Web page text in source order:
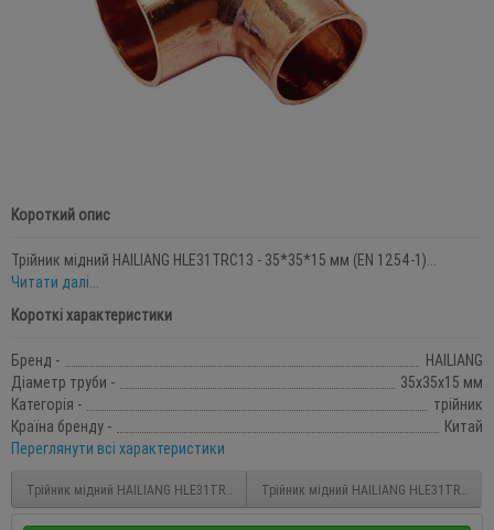
Короткий опис
Трійник мідний HAILIANG HLE31TRC13 - 35*35*15 мм (EN 1254-1)...
Читати далі...
Короткі характеристики
Бренд -
HAILIANG
Діаметр труби -
35x35x15 мм
Категорія -
трійник
Країна бренду -
Китай
Переглянути всі характеристики
Трійник мідний HAILIANG HLE31TRC06 - 22*15*22 мм (EN 1254-1)
Трійник мідний HAILIANG HLE31TRC14